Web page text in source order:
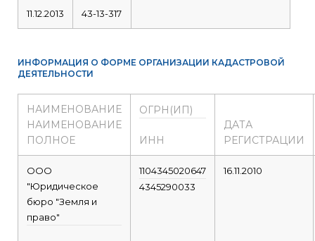
11.12.2013 43-13-317
ИНФОРМАЦИЯ О ФОРМЕ ОРГАНИЗАЦИИ КАДАСТРОВОЙ
ДЕЯТЕЛЬНОСТИ
НАИМЕНОВАНИЕ
НАИМЕНОВАНИЕ
ПОЛНОЕ
ОГРН(ИП)
ИНН
ДАТА
РЕГИСТРАЦИИ
ООО
"Юридическое
бюро "Земля и
право"
1104345020647
4345290033
16.11.2010